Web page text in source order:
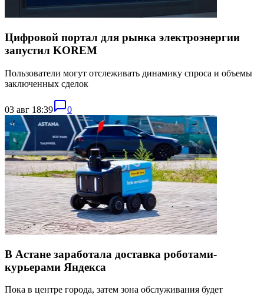
Цифровой портал для рынка электроэнергии
запустил KOREM
Пользователи могут отслеживать динамику спроса и объемы
заключенных сделок
03 авг 18:39 0
В Астане заработала доставка роботами-
курьерами Яндекса
Пока в центре города, затем зона обслуживания будет